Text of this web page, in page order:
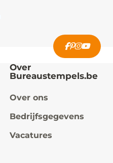
Over
Bureaustempels.be
Over ons
Bedrijfsgegevens
Vacatures